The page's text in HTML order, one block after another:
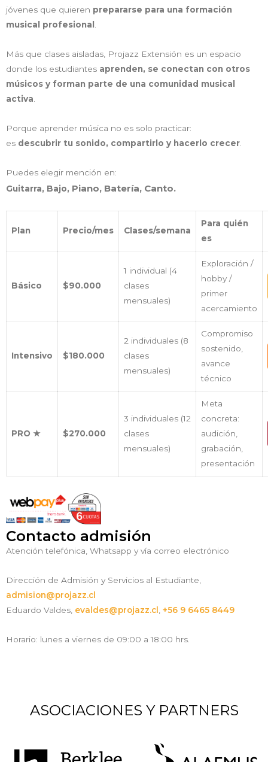
jóvenes que quieren prepararse para una formación
musical profesional
Más que clases aisladas, Projazz Extensión es un espacio
donde los estudiantes aprenden, se conectan con otros
músicos y forman parte de una comunidad musical
activa
Porque aprender música no es solo practicar:
es descubrir tu sonido, compartirlo y hacerlo crecer
Puedes elegir mención en:
Guitarra, Bajo, Piano, Batería, Canto.
Plan Precio/mes Clases/semana
Para quién
es
Básico $90.000
1 individual (4
clases
mensuales)
Exploración /
hobby /
primer
acercamiento
Intensivo $180.000
2 individuales (8
clases
mensuales)
Compromiso
sostenido,
avance
técnico
PRO ★ $270.000
3 individuales (12
clases
mensuales)
Meta
concreta:
audición,
grabación,
presentación
Contacto admisión
Atención telefónica, Whatsapp y vía correo electrónico
Dirección de Admisión y Servicios al Estudiante,
admision@projazz.cl
Eduardo Valdes, evaldes@projazz.cl , +56 9 6465 8449
Horario: lunes a viernes de 09:00 a 18:00 hrs.
ASOCIACIONES Y PARTNERS